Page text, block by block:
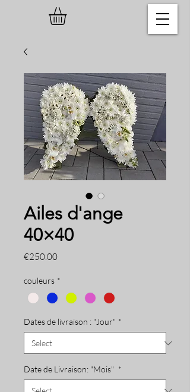
Ailes d'ange
40×40
€250.00Price
couleurs *
Dates de livraison : "Jour" *
Date de Livraison: "Mois" *